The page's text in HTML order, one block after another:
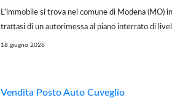
L'immobile si trova nel comune di Modena (MO)
trattasi di un autorimessa al piano interrato di
L'immobile è situato in una zona molto tranquilla,
18 giugno 2026
Vendita Posto Auto Cuveglio